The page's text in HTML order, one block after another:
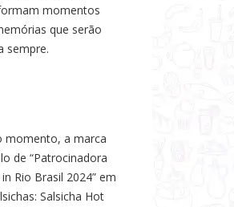
momentos
que serão
sempre.
momento, a marca
de “Patrocinadora
Rio Brasil 2024” em
Salsicha Hot